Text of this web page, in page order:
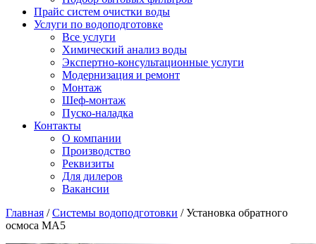
Прайс систем очистки воды
Услуги по водоподготовке
Все услуги
Химический анализ воды
Экспертно-консультационные услуги
Модернизация и ремонт
Монтаж
Шеф-монтаж
Пуско-наладка
Контакты
О компании
Производство
Реквизиты
Для дилеров
Вакансии
Главная /Системы водоподготовки /Установка обратного
осмоса МА5